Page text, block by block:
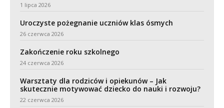
1 lipca 2026
Uroczyste pożegnanie uczniów klas ósmych
26 czerwca 2026
Zakończenie roku szkolnego
24 czerwca 2026
Warsztaty dla rodziców i opiekunów – Jak
skutecznie motywować dziecko do nauki i rozwoju?
22 czerwca 2026